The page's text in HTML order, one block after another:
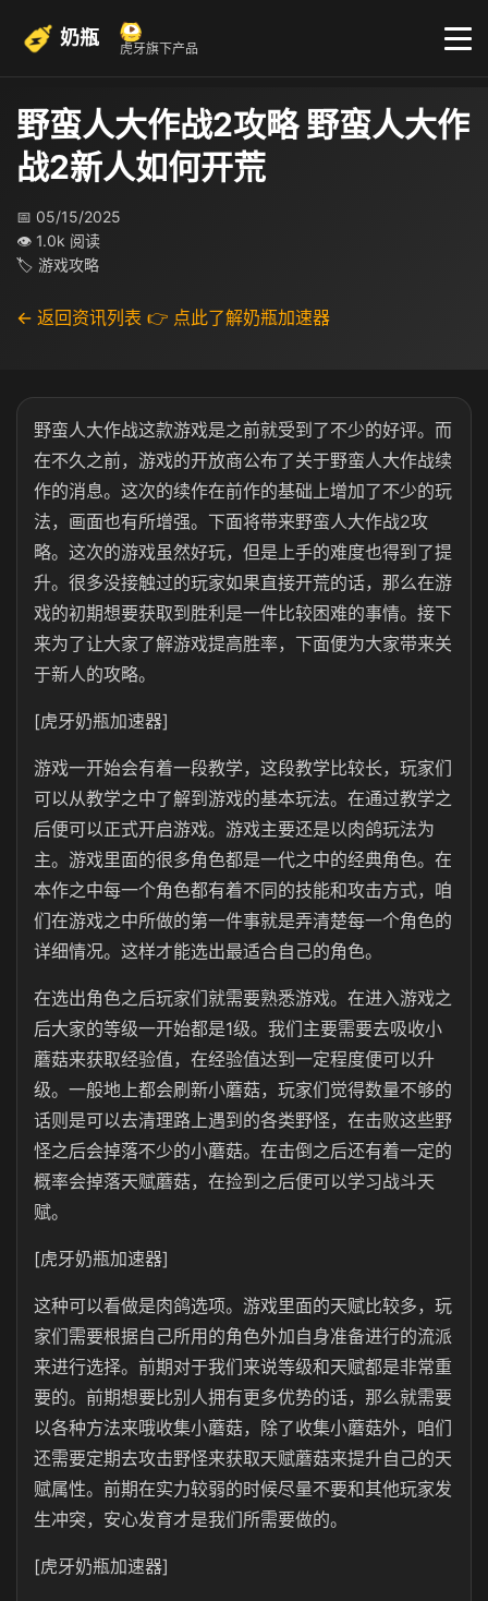
奶瓶 虎牙旗下产品
野蛮人大作战2攻略 野蛮人大作
战2新人如何开荒
📅 05/15/2025
👁 1.0k 阅读
🏷 游戏攻略
← 返回资讯列表 👉 点此了解奶瓶加速器
野蛮人大作战这款游戏是之前就受到了不少的好评。而
在不久之前，游戏的开放商公布了关于野蛮人大作战续
作的消息。这次的续作在前作的基础上增加了不少的玩
法，画面也有所增强。下面将带来野蛮人大作战2攻
略。这次的游戏虽然好玩，但是上手的难度也得到了提
升。很多没接触过的玩家如果直接开荒的话，那么在游
戏的初期想要获取到胜利是一件比较困难的事情。接下
来为了让大家了解游戏提高胜率，下面便为大家带来关
于新人的攻略。
[虎牙奶瓶加速器]
游戏一开始会有着一段教学，这段教学比较长，玩家们
可以从教学之中了解到游戏的基本玩法。在通过教学之
后便可以正式开启游戏。游戏主要还是以肉鸽玩法为
主。游戏里面的很多角色都是一代之中的经典角色。在
本作之中每一个角色都有着不同的技能和攻击方式，咱
们在游戏之中所做的第一件事就是弄清楚每一个角色的
详细情况。这样才能选出最适合自己的角色。
在选出角色之后玩家们就需要熟悉游戏。在进入游戏之
后大家的等级一开始都是1级。我们主要需要去吸收小
蘑菇来获取经验值，在经验值达到一定程度便可以升
级。一般地上都会刷新小蘑菇，玩家们觉得数量不够的
话则是可以去清理路上遇到的各类野怪，在击败这些野
怪之后会掉落不少的小蘑菇。在击倒之后还有着一定的
概率会掉落天赋蘑菇，在捡到之后便可以学习战斗天
赋。
[虎牙奶瓶加速器]
这种可以看做是肉鸽选项。游戏里面的天赋比较多，玩
家们需要根据自己所用的角色外加自身准备进行的流派
来进行选择。前期对于我们来说等级和天赋都是非常重
要的。前期想要比别人拥有更多优势的话，那么就需要
以各种方法来哦收集小蘑菇，除了收集小蘑菇外，咱们
还需要定期去攻击野怪来获取天赋蘑菇来提升自己的天
赋属性。前期在实力较弱的时候尽量不要和其他玩家发
生冲突，安心发育才是我们所需要做的。
[虎牙奶瓶加速器]